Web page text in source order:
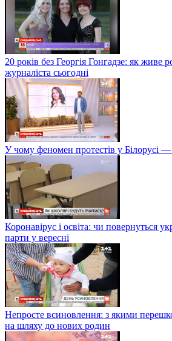
20 років без Георгія Гонгадзе: як живе
журналіста сьогодні
У чому феномен протестів у Білорусі —
Коронавірус і освіта: чи повернуться
парти у вересні
Непросте всиновлення: з якими
на шляху до нових родин